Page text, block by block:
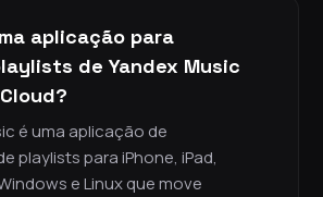
aplicação para
de Yandex Music
é uma aplicação de
playlists para iPhone, iPad,
e Linux que move